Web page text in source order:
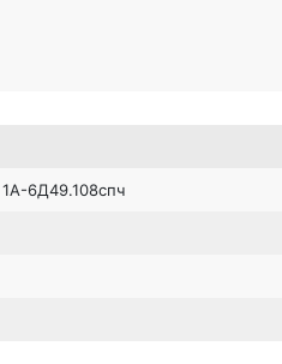
6Д49.108спч